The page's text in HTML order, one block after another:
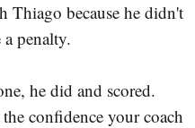
because he didn't
penalty.
he did and scored.
confidence your coach